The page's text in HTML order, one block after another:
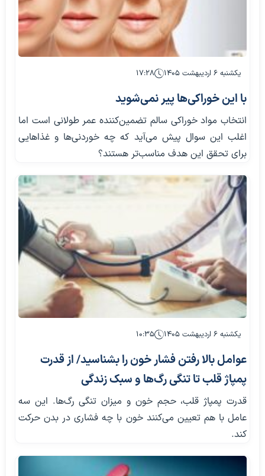
یکشنبه ۶ اردیبهشت ۱۴۰۵ ۱۷:۲۸
با این خوراکی‌ها پیر نمی‌شوید
انتخاب مواد خوراکی سالم تضمین‌کننده عمر طولانی است اما
اغلب این سوال پیش می‌آید که چه خوردنی‌ها و غذاهایی
برای تحقق این هدف مناسب‌تر هستند؟
یکشنبه ۶ اردیبهشت ۱۴۰۵ ۱۰:۳۵
عوامل بالا رفتن فشار خون را بشناسید/ از قدرت
پمپاژ قلب تا تنگی رگ‌ها و سبک زندگی
قدرت پمپاژ قلب، حجم خون و میزان تنگی رگ‌ها. این سه
عامل با هم تعیین می‌کنند خون با چه فشاری در بدن حرکت
کند.